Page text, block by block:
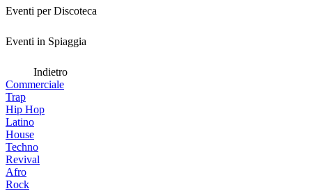
Eventi per Discoteca
Eventi in Spiaggia
Indietro
Commerciale
Trap
Hip Hop
Latino
House
Techno
Revival
Afro
Rock